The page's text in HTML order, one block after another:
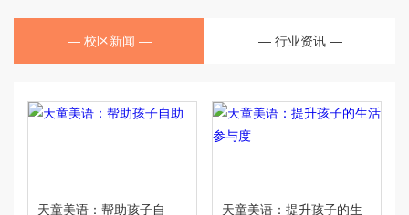
— 校区新闻 — — 行业资讯 —
天童美语：帮助孩子自
天童美语：提升孩子的生